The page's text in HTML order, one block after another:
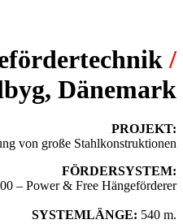
/
Dänemark
PROJEKT:
von große Stahlkonstruktionen
FÖRDERSYSTEM:
– Power & Free Hängeförderer
SYSTEMLÄNGE: 540 m.